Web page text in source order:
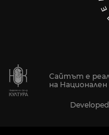
Сайтът е
на